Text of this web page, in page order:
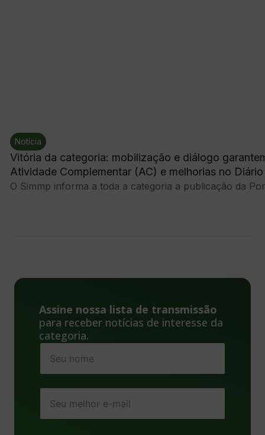
Notícia
Vitória da categoria: mobilização e diálogo
Atividade Complementar (AC) e melhorias no
O Simmp informa a toda a categoria a publicação da
Assine nossa lista de transmissão
para receber notícias de interesse da
categoria.